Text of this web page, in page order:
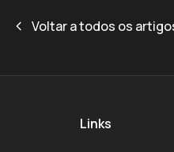
Voltar a todos os
Links